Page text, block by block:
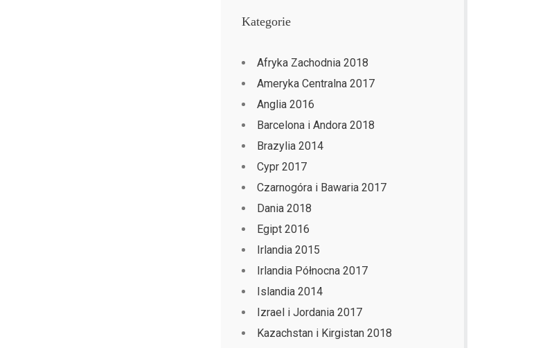
Kategorie
Afryka Zachodnia 2018
Ameryka Centralna 2017
Anglia 2016
Barcelona i Andora 2018
Brazylia 2014
Cypr 2017
Czarnogóra i Bawaria 2017
Dania 2018
Egipt 2016
Irlandia 2015
Irlandia Północna 2017
Islandia 2014
Izrael i Jordania 2017
Kazachstan i Kirgistan 2018